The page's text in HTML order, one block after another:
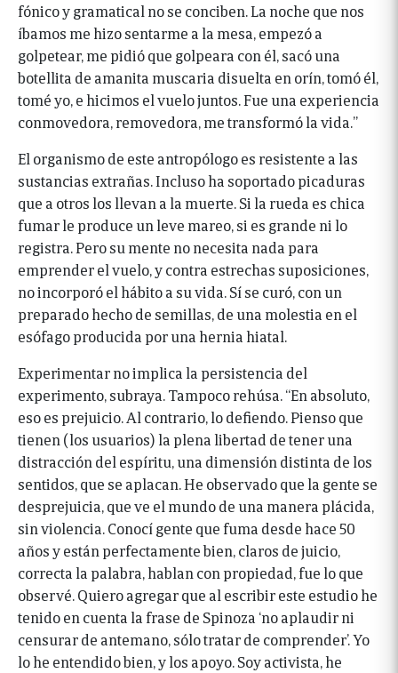
fónico y gramatical no se conciben. La noche que nos
íbamos me hizo sentarme a la mesa, empezó a
golpetear, me pidió que golpeara con él, sacó una
botellita de amanita muscaria disuelta en orín, tomó él,
tomé yo, e hicimos el vuelo juntos. Fue una experiencia
conmovedora, removedora, me transformó la vida.”
El organismo de este antropólogo es resistente a las
sustancias extrañas. Incluso ha soportado picaduras
que a otros los llevan a la muerte. Si la rueda es chica
fumar le produce un leve mareo, si es grande ni lo
registra. Pero su mente no necesita nada para
emprender el vuelo, y contra estrechas suposiciones,
no incorporó el hábito a su vida. Sí se curó, con un
preparado hecho de semillas, de una molestia en el
esófago producida por una hernia hiatal.
Experimentar no implica la persistencia del
experimento, subraya. Tampoco rehúsa. “En absoluto,
eso es prejuicio. Al contrario, lo defiendo. Pienso que
tienen (los usuarios) la plena libertad de tener una
distracción del espíritu, una dimensión distinta de los
sentidos, que se aplacan. He observado que la gente se
desprejuicia, que ve el mundo de una manera plácida,
sin violencia. Conocí gente que fuma desde hace 50
años y están perfectamente bien, claros de juicio,
correcta la palabra, hablan con propiedad, fue lo que
observé. Quiero agregar que al escribir este estudio he
tenido en cuenta la frase de Spinoza ‘no aplaudir ni
censurar de antemano, sólo tratar de comprender’. Yo
lo he entendido bien, y los apoyo. Soy activista, he